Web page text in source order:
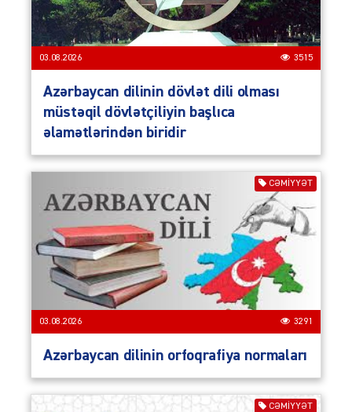
03.08.2026 3515
Azərbaycan dilinin dövlət dili olması
müstəqil dövlətçiliyin başlıca
əlamətlərindən biridir
CƏMIYYƏT
03.08.2026 3291
Azərbaycan dilinin orfoqrafiya normaları
CƏMIYYƏT